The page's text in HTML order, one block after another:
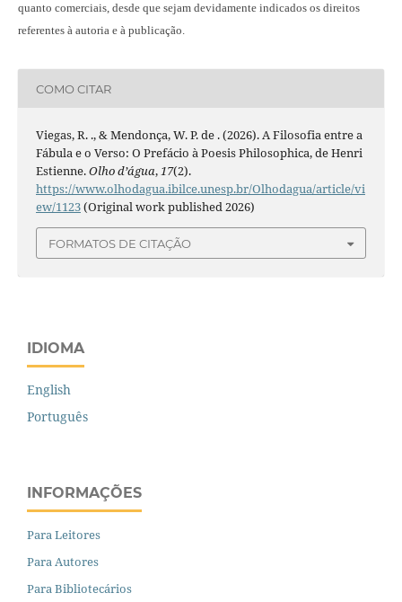
quanto comerciais, desde que sejam devidamente indicados os direitos
referentes à autoria e à publicação.
COMO CITAR
Viegas, R. ., & Mendonça, W. P. de . (2026). A Filosofia entre a
Fábula e o Verso: O Prefácio à Poesis Philosophica, de Henri
Estienne.Olho d’água,17(2).
https://www.olhodagua.ibilce.unesp.br/Olhodagua/article/vi
ew/1123(Original work published 2026)
FORMATOS DE CITAÇÃO
IDIOMA
English
Português
INFORMAÇÕES
Para Leitores
Para Autores
Para Bibliotecários